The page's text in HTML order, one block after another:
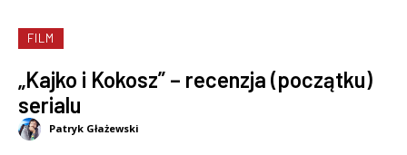
FILM
„Kajko i Kokosz” – recenzja (początku)
serialu
Patryk Głażewski